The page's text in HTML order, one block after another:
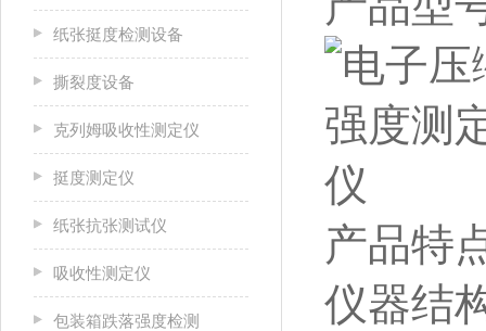
纸张挺度检测设备
撕裂度设备
克列姆吸收性测定仪
挺度测定仪
纸张抗张测试仪
吸收性测定仪
包装箱跌落强度检测
产品特
仪器结